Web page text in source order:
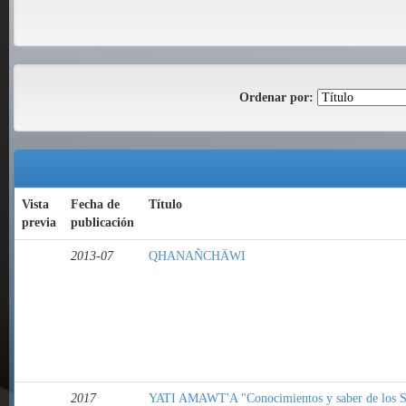
Ordenar por:
Vista
previa
Fecha de
publicación
Título
2013-07 QHANAÑCHÄWI
2017 YATI AMAWT'A "Conocimientos y saber de los